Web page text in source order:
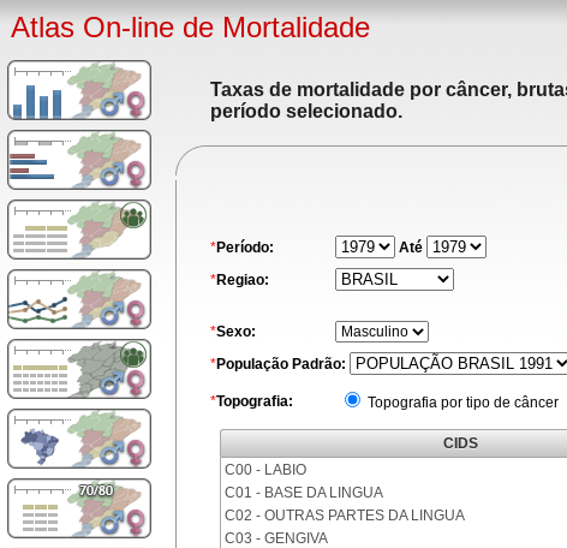
Atlas On-line de Mortalidade
Taxas de mortalidade por câncer,
período selecionado.
*Período:
Até
*Regiao:
*Sexo:
*População Padrão:
*Topografia: Topografia por tipo de câncer
CIDS
C00 - LABIO
C01 - BASE DA LINGUA
C02 - OUTRAS PARTES DA LINGUA
C03 - GENGIVA